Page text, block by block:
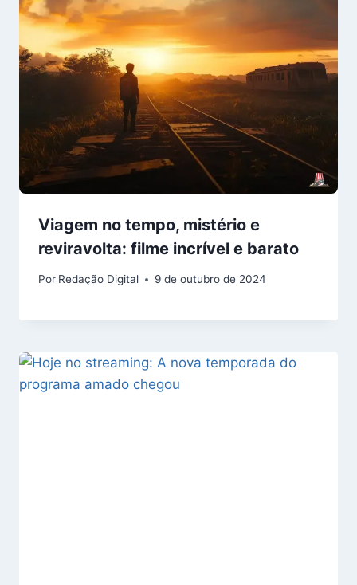
Viagem no tempo, mistério e
reviravolta: filme incrível e barato
Por Redação Digital 9 de outubro de 2024